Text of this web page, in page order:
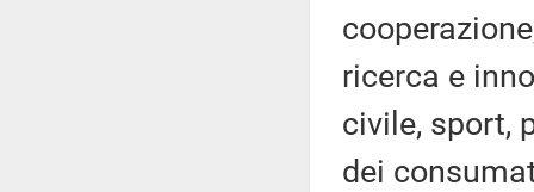
ricerca e
civile, sport,
dei